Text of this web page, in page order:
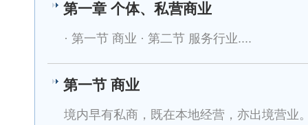
第一章 个体、私营商业
· 第一节 商业 · 第二节 服务行业....
第一节 商业
境内早有私商，既在本地经营，亦出境营业